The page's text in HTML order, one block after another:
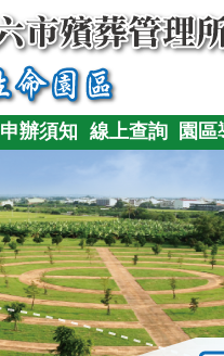
申辦須知 線上查詢 園區